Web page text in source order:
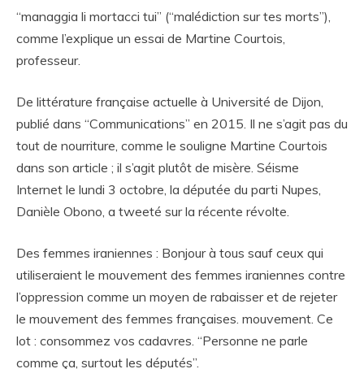
“managgia li mortacci tui” (“malédiction sur tes morts”),
comme l’explique un essai de Martine Courtois,
professeur.
De littérature française actuelle à Université de Dijon,
publié dans “Communications” en 2015. Il ne s’agit pas du
tout de nourriture, comme le souligne Martine Courtois
dans son article ; il s’agit plutôt de misère. Séisme
Internet le lundi 3 octobre, la députée du parti Nupes,
Danièle Obono, a tweeté sur la récente révolte.
Des femmes iraniennes : Bonjour à tous sauf ceux qui
utiliseraient le mouvement des femmes iraniennes contre
l’oppression comme un moyen de rabaisser et de rejeter
le mouvement des femmes françaises. mouvement. Ce
lot : consommez vos cadavres. “Personne ne parle
comme ça, surtout les députés”.